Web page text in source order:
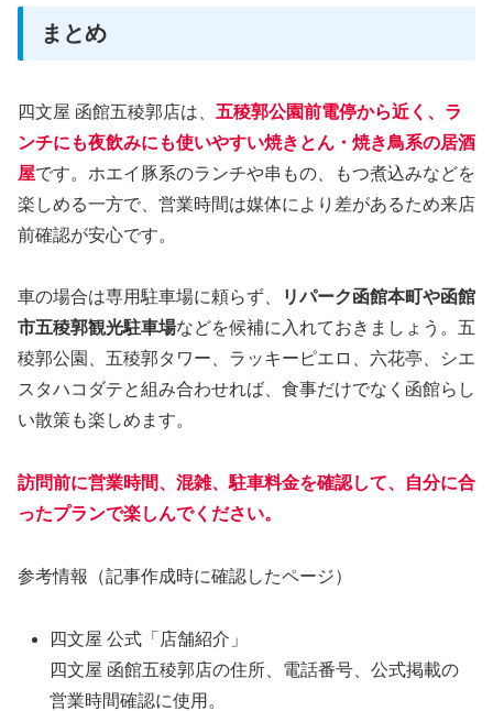
まとめ
四文屋 函館五稜郭店は、 五稜郭公園前電停から近く、ラ
ンチにも夜飲みにも使いやすい焼きとん・焼き鳥系の居酒
屋です。ホエイ豚系のランチや串もの、もつ煮込みなどを
楽しめる一方で、営業時間は媒体により差があるため来店
前確認が安心です。
車の場合は専用駐車場に頼らず、
リパーク函館本町や函館
市五稜郭観光駐車場などを候補に入れておきましょう。五
稜郭公園、五稜郭タワー、ラッキーピエロ、六花亭、シエ
スタハコダテと組み合わせれば、食事だけでなく函館らし
い散策も楽しめます。
訪問前に営業時間、混雑、駐車料金を確認して、自分に合
ったプランで楽しんでください。
参考情報（記事作成時に確認したページ）
四文屋 公式「店舗紹介」
四文屋 函館五稜郭店の住所、電話番号、公式掲載の
営業時間確認に使用。